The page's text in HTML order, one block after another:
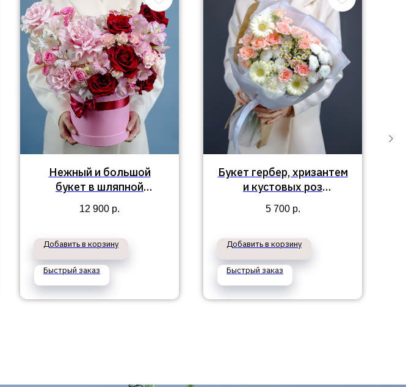
Нежный и большой
букет в шляпной
коробке "Вивиан"
12 900 р.
Добавить в корзину
Быстрый заказ
Букет гербер, хризантем
и кустовых роз
«Катарина»
5 700 р.
Добавить в корзину
Быстрый заказ